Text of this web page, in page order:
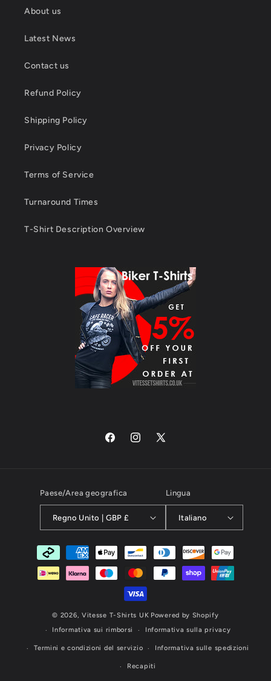
About us
Latest News
Contact us
Refund Policy
Shipping Policy
Privacy Policy
Terms of Service
Turnaround Times
T-Shirt Description Overview
FacebookInstagram
X
Paese/Area geografica
Regno Unito | GBP £
Lingua
Italiano
Metodi
pagamento
© 2026, Vitesse T-Shirts UK Powered by Shopify
Informativa sui rimborsi
Informativa sulla privacy
Termini e condizioni del servizio Informativa sulle spedizioni
Recapiti